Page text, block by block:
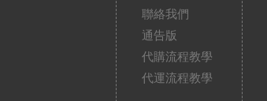
聯絡我們
通告版
代購流程教學
代運流程教學